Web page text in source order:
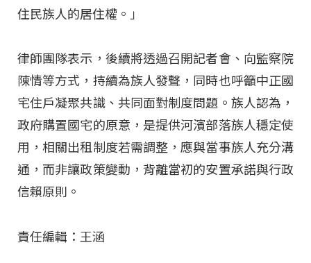
住民族人的居住權。」
律師團隊表示，後續將透過召開記者會、向監察院
陳情等方式，持續為族人發聲，同時也呼籲中正國
宅住戶凝聚共識、共同面對制度問題。族人認為，
政府購置國宅的原意，是提供河濱部落族人穩定使
用，相關出租制度若需調整，應與當事族人充分溝
通，而非讓政策變動，背離當初的安置承諾與行政
信賴原則。
責任編輯：王涵